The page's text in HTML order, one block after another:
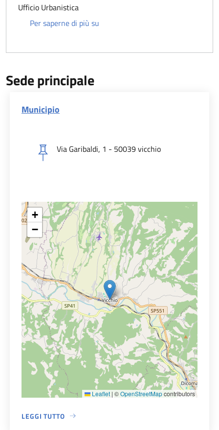
Ufficio Urbanistica
Per saperne di più su
Sede principale
Municipio
Via Garibaldi, 1 - 50039 vicchio
+
−
Leaflet | ©OpenStreetMapcontributors
LEGGI TUTTO
A PROPOSITO DI MUNICIPIO